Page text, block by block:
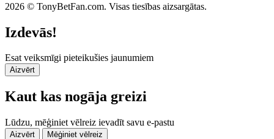
2026 © TonyBetFan.com. Visas tiesības aizsargātas.
Izdevās!
Esat veiksmīgi pieteikušies jaunumiem
Aizvērt
Kaut kas nogāja greizi
Lūdzu, mēģiniet vēlreiz ievadīt savu e-pastu
Aizvērt Mēģiniet vēlreiz